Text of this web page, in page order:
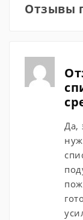
Отзывы
Да,